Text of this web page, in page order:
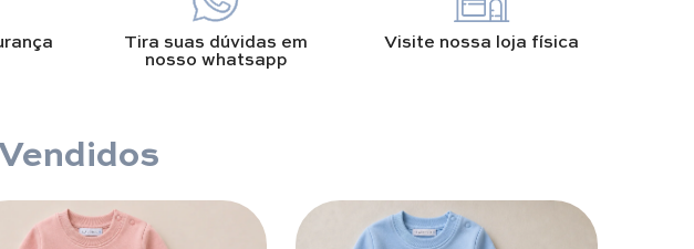
Tira suas dúvidas em
nosso whatsapp
Visite nossa loja física